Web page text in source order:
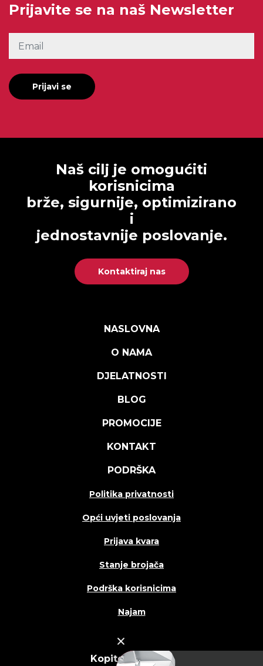
Prijavite se na naš Newsletter
Prijavi se
Naš cilj je omogućiti
korisnicima
brže, sigurnije, optimizirano
i
jednostavnije poslovanje.
Kontaktiraj nas
NASLOVNA
O NAMA
DJELATNOSTI
BLOG
PROMOCIJE
KONTAKT
PODRŠKA
Politika privatnosti
Opći uvjeti poslovanja
Prijava kvara
Stanje brojača
Podrška korisnicima
Najam
Kopitehna d.o.o.